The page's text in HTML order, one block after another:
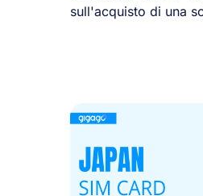
sull'acquisto di una